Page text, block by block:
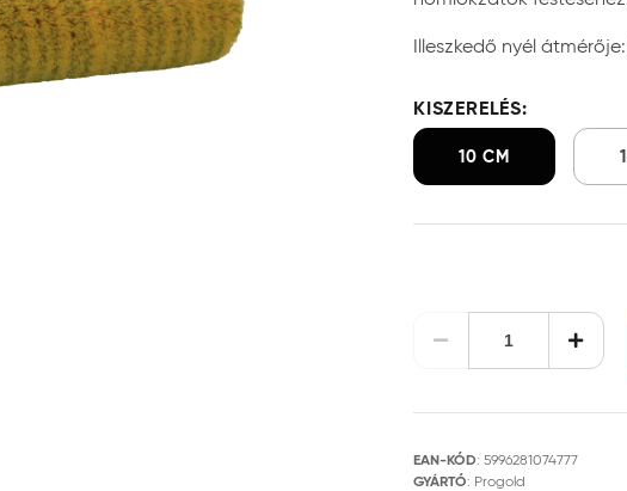
Illeszkedő nyél
KISZERELÉS:
10 CM
EAN-KÓD: 5996281074777
GYÁRTÓ: Progold